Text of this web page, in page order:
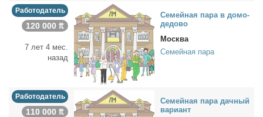
Работодатель
120 000 ₶
7 лет 4 мес.
назад
Се­мей­ная па­ра в до­мо­
де­до­во
Москва
Семейная пара
Работодатель
110 000 ₶
Се­мей­ная па­ра дач­ный
ва­ри­ант